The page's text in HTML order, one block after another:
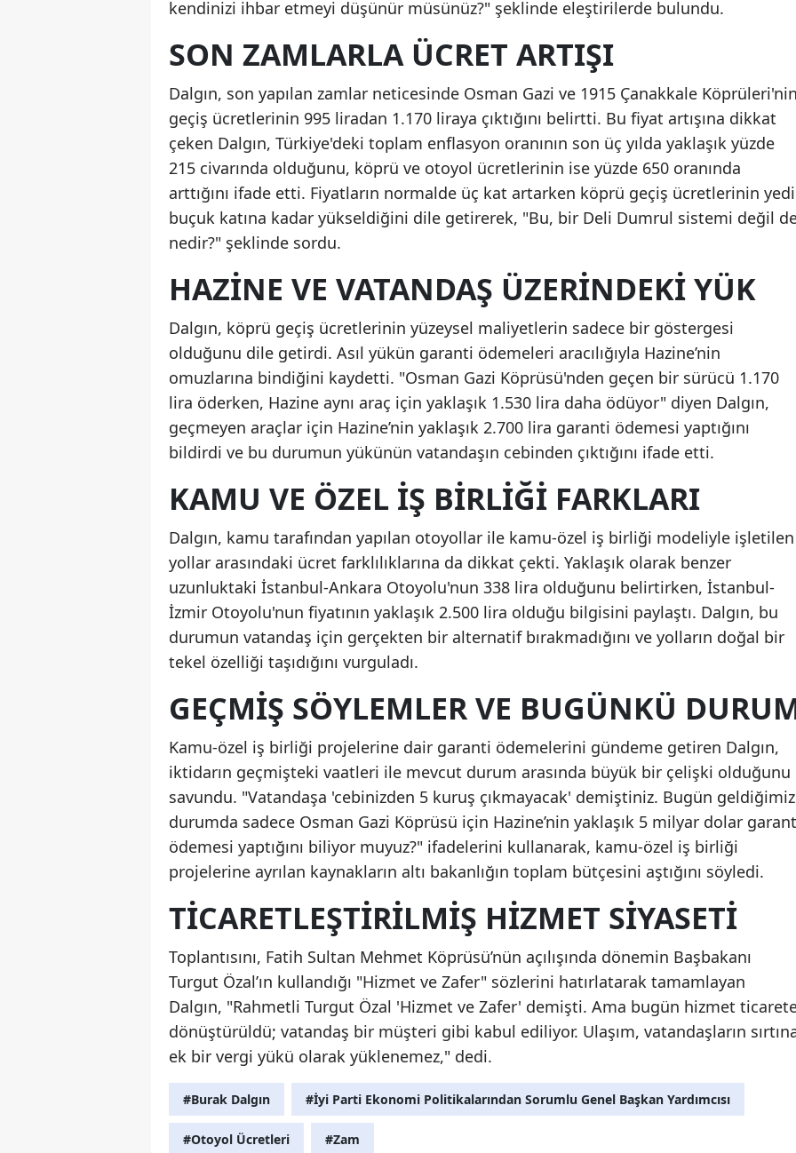
kendinizi ihbar etmeyi düşünür müsünüz?" şeklinde eleştirilerde bulundu.
SON ZAMLARLA ÜCRET ARTIŞI
Dalgın, son yapılan zamlar neticesinde Osman Gazi ve 1915 Çanakkale Köprüleri'nin
geçiş ücretlerinin 995 liradan 1.170 liraya çıktığını belirtti. Bu fiyat artışına dikkat
çeken Dalgın, Türkiye'deki toplam enflasyon oranının son üç yılda yaklaşık yüzde
215 civarında olduğunu, köprü ve otoyol ücretlerinin ise yüzde 650 oranında
arttığını ifade etti. Fiyatların normalde üç kat artarken köprü geçiş ücretlerinin yedi
buçuk katına kadar yükseldiğini dile getirerek, "Bu, bir Deli Dumrul sistemi değil
nedir?" şeklinde sordu.
HAZINE VE VATANDAŞ ÜZERINDEKI YÜK
Dalgın, köprü geçiş ücretlerinin yüzeysel maliyetlerin sadece bir göstergesi
olduğunu dile getirdi. Asıl yükün garanti ödemeleri aracılığıyla Hazine’nin
omuzlarına bindiğini kaydetti. "Osman Gazi Köprüsü'nden geçen bir sürücü 1.170
lira öderken, Hazine aynı araç için yaklaşık 1.530 lira daha ödüyor" diyen Dalgın,
geçmeyen araçlar için Hazine’nin yaklaşık 2.700 lira garanti ödemesi yaptığını
bildirdi ve bu durumun yükünün vatandaşın cebinden çıktığını ifade etti.
KAMU VE ÖZEL İŞ BIRLIĞI FARKLARI
Dalgın, kamu tarafından yapılan otoyollar ile kamu-özel iş birliği modeliyle işletilen
yollar arasındaki ücret farklılıklarına da dikkat çekti. Yaklaşık olarak benzer
uzunluktaki İstanbul-Ankara Otoyolu'nun 338 lira olduğunu belirtirken, İstanbul-
İzmir Otoyolu'nun fiyatının yaklaşık 2.500 lira olduğu bilgisini paylaştı. Dalgın, bu
durumun vatandaş için gerçekten bir alternatif bırakmadığını ve yolların doğal bir
tekel özelliği taşıdığını vurguladı.
GEÇMIŞ SÖYLEMLER VE BUGÜNKÜ
Kamu-özel iş birliği projelerine dair garanti ödemelerini gündeme getiren Dalgın,
iktidarın geçmişteki vaatleri ile mevcut durum arasında büyük bir çelişki olduğunu
savundu. "Vatandaşa 'cebinizden 5 kuruş çıkmayacak' demiştiniz. Bugün geldiğimiz
durumda sadece Osman Gazi Köprüsü için Hazine’nin yaklaşık 5 milyar dolar
ödemesi yaptığını biliyor muyuz?" ifadelerini kullanarak, kamu-özel iş birliği
projelerine ayrılan kaynakların altı bakanlığın toplam bütçesini aştığını söyledi.
TICARETLEŞTIRILMIŞ HIZMET SIYASETI
Toplantısını, Fatih Sultan Mehmet Köprüsü’nün açılışında dönemin Başbakanı
Turgut Özal’ın kullandığı "Hizmet ve Zafer" sözlerini hatırlatarak tamamlayan
Dalgın, "Rahmetli Turgut Özal 'Hizmet ve Zafer' demişti. Ama bugün hizmet
dönüştürüldü; vatandaş bir müşteri gibi kabul ediliyor. Ulaşım, vatandaşların
ek bir vergi yükü olarak yüklenemez," dedi.
#Burak Dalgın #İyi Parti Ekonomi Politikalarından Sorumlu Genel Başkan Yardımcısı
#Otoyol Ücretleri #Zam